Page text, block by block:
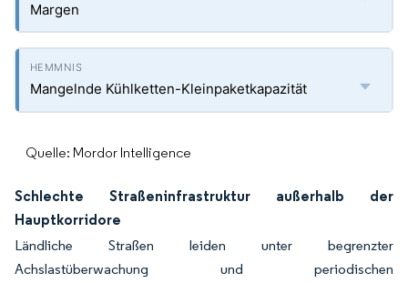
Margen
Mangelnde Kühlketten-Kleinpaketkapazität
Quelle: Mordor Intelligence
Schlechte Straßeninfrastruktur außerhalb der
Hauptkorridore
Ländliche Straßen leiden unter begrenzter
Achslastüberwachung und periodischen